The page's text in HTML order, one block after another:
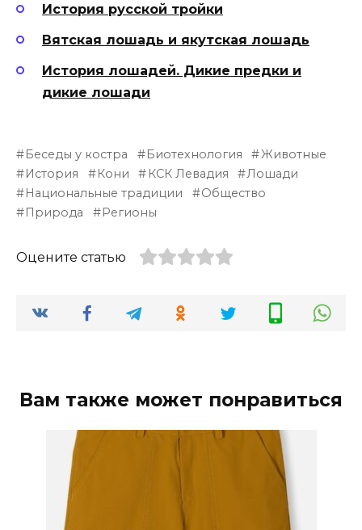
История русской тройки
Вятская лошадь и якутская лошадь
История лошадей. Дикие предки и
дикие лошади
Беседы у костра Биотехнология
Животные
История
Кони КСК Левадия
Лошади
Национальные традиции
Общество
Природа
Регионы
Оцените статью
Вам также может понравиться